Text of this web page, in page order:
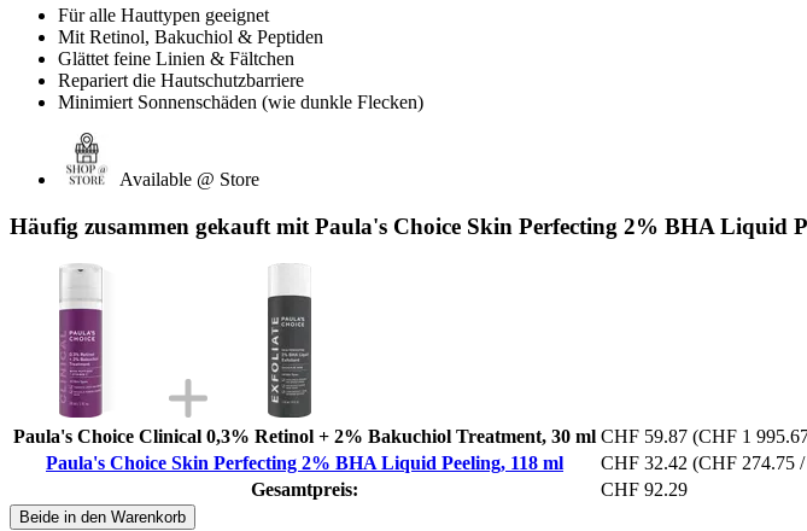
Für alle Hauttypen geeignet
Mit Retinol, Bakuchiol & Peptiden
Glättet feine Linien & Fältchen
Repariert die Hautschutzbarriere
Minimiert Sonnenschäden (wie dunkle Flecken)
Available @ Store
Häufig zusammen gekauft mit Paula's Choice Skin Perfecting 2% BHA Liquid
Paula's Choice Clinical 0,3% Retinol + 2% Bakuchiol Treatment, 30 ml CHF 59.87 (CHF 1
Paula's Choice Skin Perfecting 2% BHA Liquid Peeling, 118 ml
CHF 32.42 (CHF 274.75
Gesamtpreis:
CHF 92.29
Beide in den Warenkorb